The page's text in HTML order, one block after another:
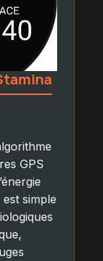
GPS
est simple